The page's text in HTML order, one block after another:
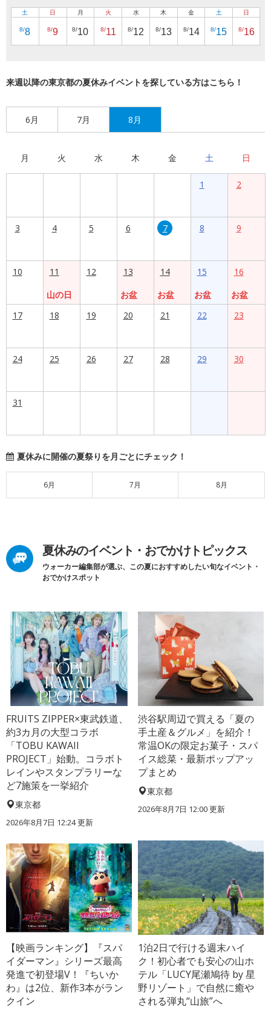
土
8/8
日
8/9
月
8/10
火
8/11
水
8/12
木
8/13
金
8/14
土
8/15
日
8/16
来週以降の東京都の夏休みイベントを探している方はこちら！
6月 7月 8月
月 火 水 木 金 土 日
1 2
3 4 5 6 7 8 9
10
11
山の日
12
13
お盆
14
お盆
15
お盆
16
お盆
17
18 19 20 21 22 23
24 25 26 27 28 29 30
31
夏休みに開催の夏祭りを月ごとにチェック！
6月 7月 8月
夏休みのイベント・おでかけトピックス
ウォーカー編集部が選ぶ、この夏におすすめしたい旬なイベント・
おでかけスポット
FRUITS ZIPPER×東武鉄道、
約3カ月の大型コラボ
「TOBU KAWAII
PROJECT」始動。コラボト
レインやスタンプラリーな
ど7施策を一挙紹介
東京都
2026年8月7日 12:24更新
渋谷駅周辺で買える「夏の
手土産＆グルメ」を紹介！
常温OKの限定お菓子・スパ
イス総菜・最新ポップアッ
プまとめ
東京都
2026年8月7日 12:00更新
【映画ランキング】『スパ
イダーマン』シリーズ最高
発進で初登場V！『ちいか
わ』は2位、新作3本がラン
クイン
1泊2日で行ける週末ハイ
ク！初心者でも安心の山ホ
テル「LUCY尾瀬鳩待 by 星
野リゾート」で自然に癒や
される弾丸“山旅”へ